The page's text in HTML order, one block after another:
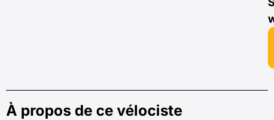
À propos de ce vélociste